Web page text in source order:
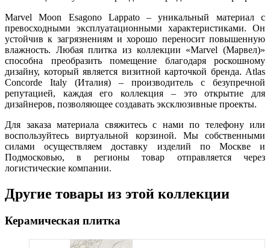
Marvel Moon Esagono Lappato – уникальный материал с
превосходными эксплуатационными характеристиками. Он
устойчив к загрязнениям и хорошо переносит повышенную
влажность. Любая плитка из коллекции «Marvel (Марвел)»
способна преобразить помещение благодаря роскошному
дизайну, который является визитной карточкой бренда. Atlas
Concorde Italy (Италия) – производитель с безупречной
репутацией, каждая его коллекция – это открытие для
дизайнеров, позволяющее создавать эксклюзивные проекты.
Для заказа материала свяжитесь с нами по телефону или
воспользуйтесь виртуальной корзиной. Мы собственными
силами осуществляем доставку изделий по Москве и
Подмосковью, в регионы товар отправляется через
логистические компании.
Другие товары из этой коллекции
Керамическая плитка